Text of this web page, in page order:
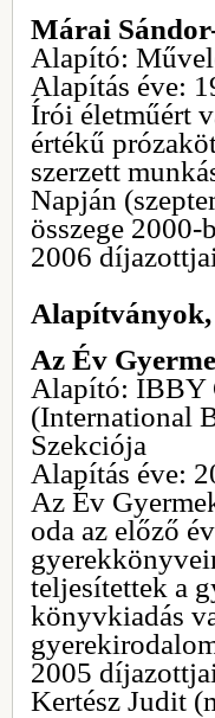
Márai
Alapító:
Alapítás éve:
Írói életműért
értékű
szerzett
Napján
összege
2006
Alapítványok,
Az Év
Alapító: IBBY
(International
Szekciója
Alapítás éve:
Az Év
oda az előző
teljesítettek a
könyvkiadás
2005
Kertész Judit